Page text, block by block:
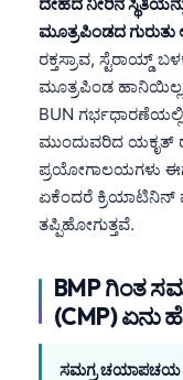
ಮೂತ್ರಪಿಂಡದ ಗುರುತು
ರಕ್ತಸ್ರಾವ, ಸ್ಟೆರಾಯ್ಡ್
ಮೂತ್ರಪಿಂಡ
BUN
ಮುಂದುವರಿದ ಯಕೃತ್
ಪ್ರಯೋಗಾಲಯಗಳು
ಏಕೆಂದರೆ ಕ್ರಿಯಾಟಿನಿನ್
ತಪ್ಪಿಹೋಗುತ್ತವೆ.
BMP ಗಿಂತ
(CMP) ಏನು
ಸಮಗ್ರ ಚಯಾಪಚಯ